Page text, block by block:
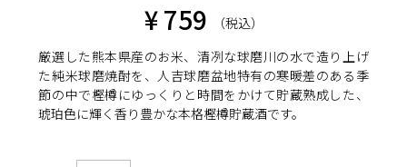
¥ 759
（税込）
厳選した熊本県産のお米、清冽な球磨川の水で造り上げ
た純米球磨焼酎を、人吉球磨盆地特有の寒暖差のある季
節の中で樫樽にゆっくりと時間をかけて貯蔵熟成した、
琥珀色に輝く香り豊かな本格樫樽貯蔵酒です。